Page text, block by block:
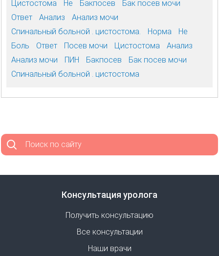
Цистостома
Не Бакпосев
Бак посев мочи
Ответ
Анализ
Анализ мочи
Спинальный больной . цистостома.
Норма
Не
Боль
Ответ Посев мочи Цистостома
Анализ
Анализ мочи
ПИН Бакпосев
Бак посев мочи
Спинальный больной . цистостома
Поиск по сайту
Консультация уролога
Получить консультацию
Все консультации
Наши врачи